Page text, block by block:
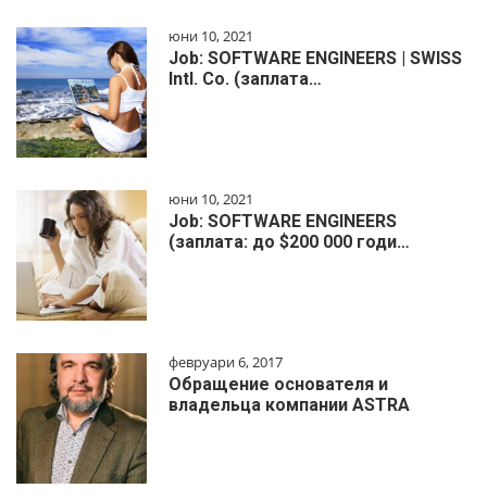
юни 10, 2021
Job: SOFTWARE ENGINEERS | SWISS
Intl. Co. (заплата…
юни 10, 2021
Job: SOFTWARE ENGINEERS
(заплата: до $200 000 годи…
февруари 6, 2017
Обращение основателя и
владельца компании ASTRA